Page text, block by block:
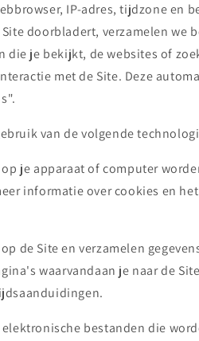
IP-adres, tijdzone en
doorbladert, verzamelen we
je bekijkt, de websites of
met de Site. Deze
van de volgende
je apparaat of computer
informatie over cookies en
de Site en verzamelen
waarvandaan je naar de
bestanden die